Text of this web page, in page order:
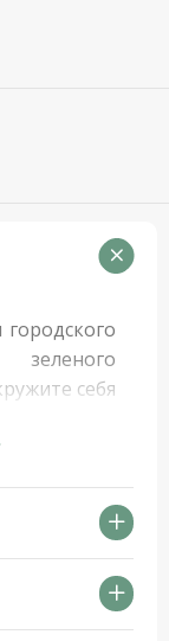
себя
прямо
более
острова
с